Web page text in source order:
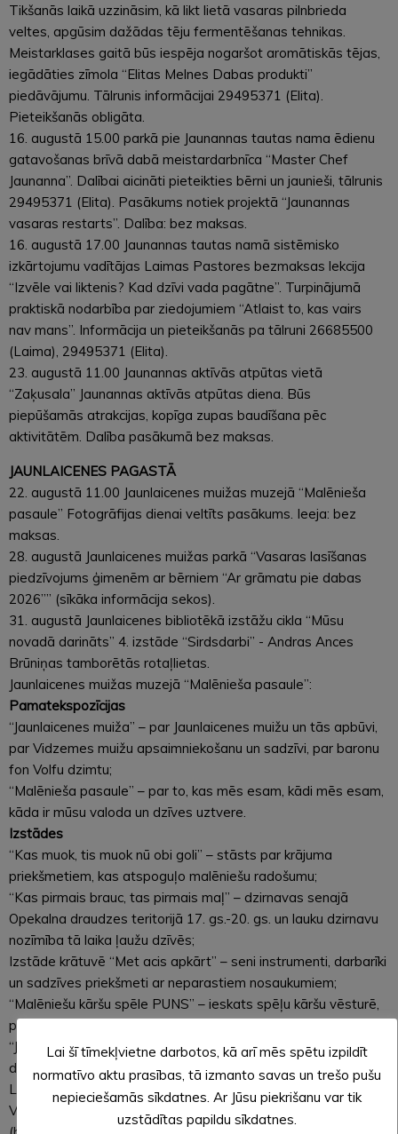
Tikšanās laikā uzzināsim, kā likt lietā vasaras pilnbrieda
veltes, apgūsim dažādas tēju fermentēšanas tehnikas.
Meistarklases gaitā būs iespēja nogaršot aromātiskās tējas,
iegādāties zīmola “Elitas Melnes Dabas produkti”
piedāvājumu. Tālrunis informācijai 29495371 (Elita).
Pieteikšanās obligāta.
16. augustā 15.00 parkā pie Jaunannas tautas nama ēdienu
gatavošanas brīvā dabā meistardarbnīca “Master Chef
Jaunanna”. Dalībai aicināti pieteikties bērni un jaunieši, tālrunis
29495371 (Elita). Pasākums notiek projektā “Jaunannas
vasaras restarts”. Dalība: bez maksas.
16. augustā 17.00 Jaunannas tautas namā sistēmisko
izkārtojumu vadītājas Laimas Pastores bezmaksas lekcija
“Izvēle vai liktenis? Kad dzīvi vada pagātne”. Turpinājumā
praktiskā nodarbība par ziedojumiem “Atlaist to, kas vairs
nav mans”. Informācija un pieteikšanās pa tālruni 26685500
(Laima), 29495371 (Elita).
23. augustā 11.00 Jaunannas aktīvās atpūtas vietā
“Zaķusala” Jaunannas aktīvās atpūtas diena. Būs
piepūšamās atrakcijas, kopīga zupas baudīšana pēc
aktivitātēm. Dalība pasākumā bez maksas.
JAUNLAICENES PAGASTĀ
22. augustā 11.00 Jaunlaicenes muižas muzejā “Malēnieša
pasaule” Fotogrāfijas dienai veltīts pasākums. Ieeja: bez
maksas.
28. augustā Jaunlaicenes muižas parkā “Vasaras lasīšanas
piedzīvojums ģimenēm ar bērniem “Ar grāmatu pie dabas
2026”” (sīkāka informācija sekos).
31. augustā Jaunlaicenes bibliotēkā izstāžu cikla “Mūsu
novadā darināts” 4. izstāde “Sirdsdarbi” - Andras Ances
Brūniņas tamborētās rotaļlietas.
Jaunlaicenes muižas muzejā “Malēnieša pasaule”:
Pamatekspozīcijas
“Jaunlaicenes muiža” – par Jaunlaicenes muižu un tās apbūvi,
par Vidzemes muižu apsaimniekošanu un sadzīvi, par baronu
fon Volfu dzimtu;
“Malēnieša pasaule” – par to, kas mēs esam, kādi mēs esam,
kāda ir mūsu valoda un dzīves uztvere.
Izstādes
“Kas muok, tis muok nū obi goli” – stāsts par krājuma
priekšmetiem, kas atspoguļo malēniešu radošumu;
“Kas pirmais brauc, tas pirmais maļ” – dzirnavas senajā
Opekalna draudzes teritorijā 17. gs.-20. gs. un lauku dzirnavu
nozīmība tā laika ļaužu dzīvēs;
Izstāde krātuvē “Met acis apkārt” – seni instrumenti, darbarīki
un sadzīves priekšmeti ar neparastiem nosaukumiem;
“Malēniešu kāršu spēle PUNS” – ieskats spēļu kāršu vēsturē,
puna spēlētāju stāsti ar iespēju ielūkoties spēles atmosfērā;
“Ja es nebūtu no šīs puses” – stāsti par mūsu pusē
dzimušiem cilvēkiem, kas ar savu darbību kļuvuši pazīstami
Latvijā un pasaulē;
Virtuālā izstāde “No Vaidavas līdz Melnupei”
Lai šī tīmekļvietne darbotos, kā arī mēs spētu izpildīt
normatīvo aktu prasības, tā izmanto savas un trešo pušu
nepieciešamās sīkdatnes. Ar Jūsu piekrišanu var tik
uzstādītas papildu sīkdatnes.